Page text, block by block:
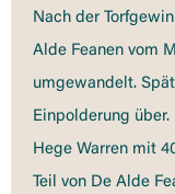
Nach der
Alde Feanen vom
umgewandelt.
Einpolderung
Hege Warren mit
Teil von De Alde